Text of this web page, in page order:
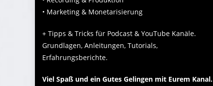
• Marketing & Monetarisierung
+ Tipps & Tricks für Podcast & YouTube Kanäle.
Grundlagen, Anleitungen, Tutorials,
Erfahrungsberichte.
Viel Spaß und ein Gutes Gelingen mit Eurem Kanal.